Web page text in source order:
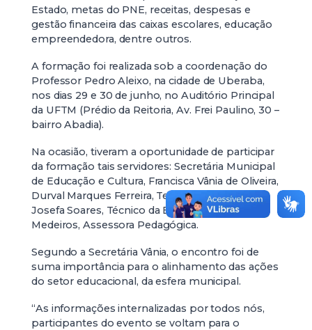
Estado, metas do PNE, receitas, despesas e
gestão financeira das caixas escolares, educação
empreendedora, dentre outros.
A formação foi realizada sob a coordenação do
Professor Pedro Aleixo, na cidade de Uberaba,
nos dias 29 e 30 de junho, no Auditório Principal
da UFTM (Prédio da Reitoria, Av. Frei Paulino, 30 –
bairro Abadia).
Na ocasião, tiveram a oportunidade de participar
da formação tais servidores: Secretária Municipal
de Educação e Cultura, Francisca Vânia de Oliveira,
Durval Marques Ferreira, Tesoureiro, Solange
Josefa Soares, Técnico da Educação e Luciene
Medeiros, Assessora Pedagógica.
Segundo a Secretária Vânia, o encontro foi de
suma importância para o alinhamento das ações
do setor educacional, da esfera municipal.
“As informações internalizadas por todos nós,
participantes do evento se voltam para o